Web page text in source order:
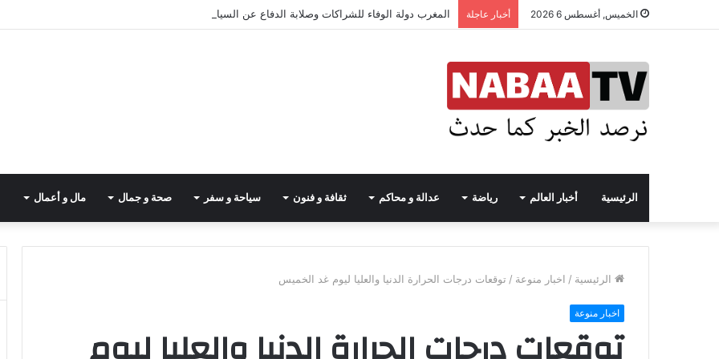
الخميس, أغسطس 6 2026 أخبار عاجلة المغرب دولة الوفاء للشراكات وصلابة الدفاع عن السيادة
الرئيسية أخبار العالم رياضة عدالة و محاكم ثقافة و فنون سياحة و سفر صحة و جمال مال و أعمال
الرئيسية / اخبار منوعة / توقعات درجات الحرارة الدنيا والعليا ليوم غد الخميس
اخبار منوعة